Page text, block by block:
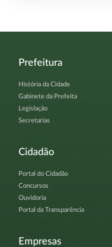
Prefeitura
História da Cidade
Gabinete da Prefeita
Legislação
Secretarias
Cidadão
Portal do Cidadão
Concursos
Ouvidoria
Portal da Transparência
Empresas